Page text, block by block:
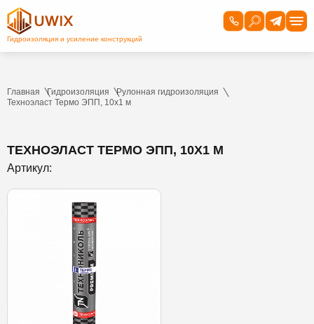
Главная Гидроизоляция
Рулонная гидроизоляция
Техноэласт Термо ЭПП, 10х1 м
ТЕХНОЭЛАСТ ТЕРМО ЭПП, 10Х1 М
Артикул: